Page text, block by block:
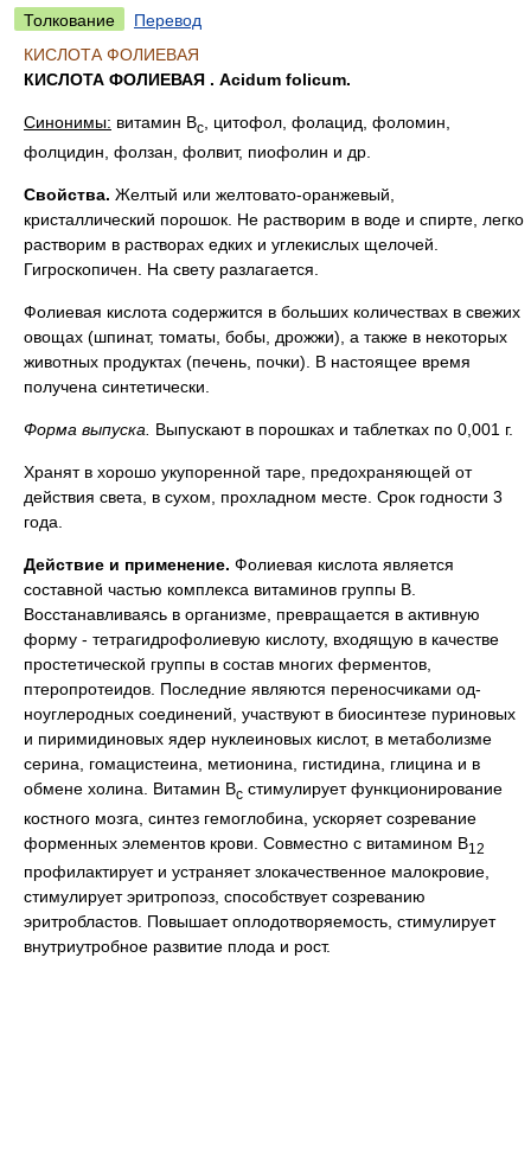
Толкование
Перевод
КИСЛОТА ФОЛИЕВАЯ
КИСЛОТА ФОЛИЕВАЯ . Acidum folicum.
Синонимы: витамин Вс
, цитофол, фолацид, фоломин,
фолцидин, фолзан, фолвит, пиофолин и др.
Свойства. Желтый или желтовато-оранжевый,
кристаллический порошок. Не растворим в воде и спирте, легко
растворим в растворах едких и углекислых щелочей.
Гигроскопичен. На свету разлагается.
Фолиевая кислота содержится в больших количествах в свежих
овощах (шпинат, томаты, бобы, дрожжи), а также в некоторых
животных продуктах (печень, почки). В настоящее время
получена синтетически.
Форма выпуска Выпускают в порошках и таблетках по 0,001 г.
Хранят в хорошо укупоренной таре, предохраняющей от
действия света, в сухом, прохладном месте. Срок годности 3
года.
Действие и применение. Фолиевая кислота является
составной частью комплекса витаминов группы В.
Восстанавливаясь в организме, превращается в активную
форму - тетрагидрофолиевую кислоту, входящую в качестве
простетической группы в состав многих ферментов,
птеропротеидов. Последние являются переносчиками од-
ноуглеродных соединений, участвуют в биосинтезе пуриновых
и пиримидиновых ядер нуклеиновых кислот, в метаболизме
серина, гомацистеина, метионина, гистидина, глицина и в
обмене холина. Витамин Вс стимулирует функционирование
костного мозга, синтез гемоглобина, ускоряет созревание
форменных элементов крови. Совместно с витамином В12
профилактирует и устраняет злокачественное малокровие,
стимулирует эритропоэз, способствует созреванию
эритробластов. Повышает оплодотворяемость, стимулирует
внутриутробное развитие плода и рост.